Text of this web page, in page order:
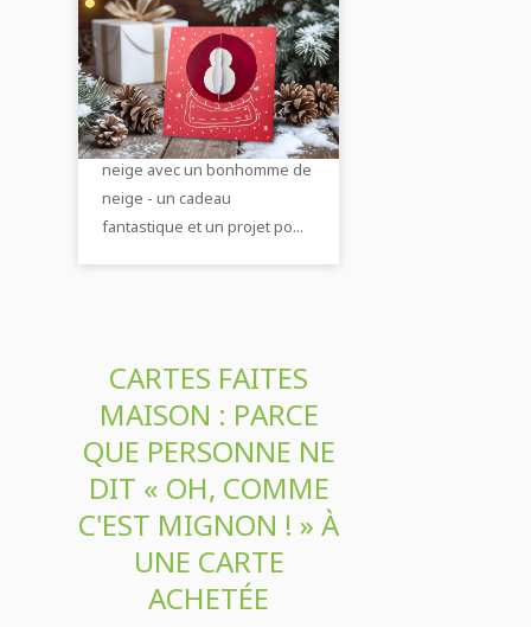
Carte de Noël en tant
que bonhomme de
neige : Un projet de
bricolage avec votre
enfant
Guide étape par étape pour
fabriquer une carte de Noël
en 3D en forme de boule à
neige avec un bonhomme de
neige - un cadeau
fantastique et un projet po...
CARTES FAITES
MAISON : PARCE
QUE PERSONNE NE
DIT « OH, COMME
C'EST MIGNON ! » À
UNE CARTE
ACHETÉE